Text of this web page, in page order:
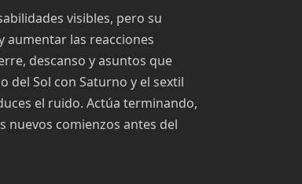
visibles, pero su
aumentar las reacciones
descanso y asuntos que
del Sol con Saturno y el sextil
el ruido. Actúa terminando,
nuevos comienzos antes del